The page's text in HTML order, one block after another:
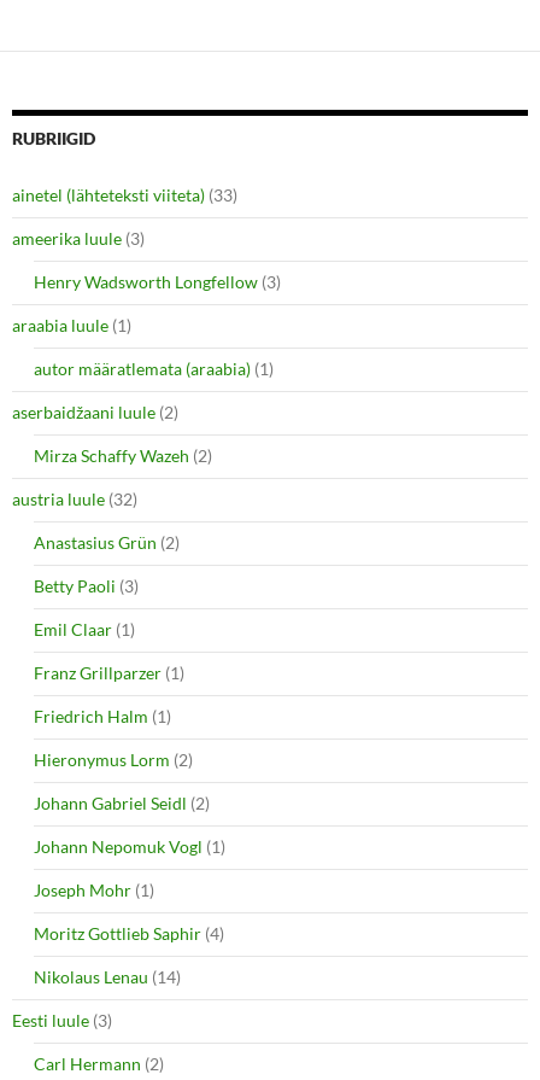
o d
RUBRIIGID
ainetel (lähteteksti viiteta) (33)
ameerika luule (3)
Henry Wadsworth Longfellow (3)
araabia luule (1)
autor määratlemata (araabia) (1)
aserbaidžaani luule (2)
Mirza Schaffy Wazeh (2)
austria luule (32)
Anastasius Grün (2)
Betty Paoli (3)
Emil Claar (1)
Franz Grillparzer (1)
Friedrich Halm (1)
Hieronymus Lorm (2)
Johann Gabriel Seidl (2)
Johann Nepomuk Vogl (1)
Joseph Mohr (1)
Moritz Gottlieb Saphir (4)
Nikolaus Lenau (14)
Eesti luule (3)
Carl Hermann (2)